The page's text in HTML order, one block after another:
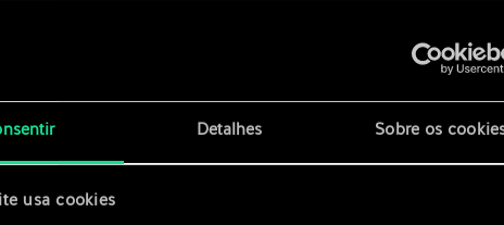
Detalhes Sobre os
usa cookies